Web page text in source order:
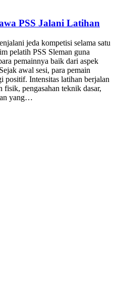
PSS Jalani Latihan
jeda kompetisi selama satu
pelatih PSS Sleman guna
pemainnya baik dari aspek
awal sesi, para pemain
positif. Intensitas latihan berjalan
fisik, pengasahan teknik dasar,
yang…